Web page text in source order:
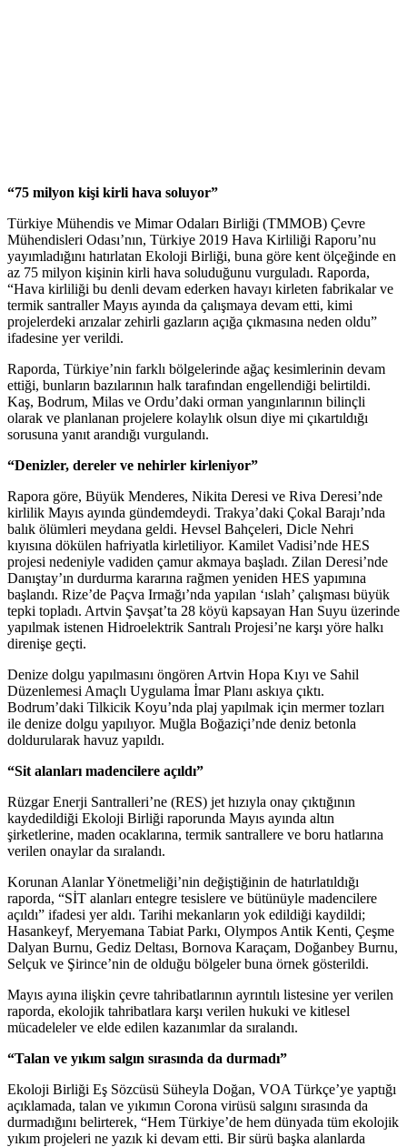
“75 milyon kişi kirli hava soluyor”
Türkiye Mühendis ve Mimar Odaları Birliği (TMMOB) Çevre
Mühendisleri Odası’nın, Türkiye 2019 Hava Kirliliği Raporu’nu
yayımladığını hatırlatan Ekoloji Birliği, buna göre kent ölçeğinde en
az 75 milyon kişinin kirli hava soluduğunu vurguladı. Raporda,
“Hava kirliliği bu denli devam ederken havayı kirleten fabrikalar ve
termik santraller Mayıs ayında da çalışmaya devam etti, kimi
projelerdeki arızalar zehirli gazların açığa çıkmasına neden oldu”
ifadesine yer verildi.
Raporda, Türkiye’nin farklı bölgelerinde ağaç kesimlerinin devam
ettiği, bunların bazılarının halk tarafından engellendiği belirtildi.
Kaş, Bodrum, Milas ve Ordu’daki orman yangınlarının bilinçli
olarak ve planlanan projelere kolaylık olsun diye mi çıkartıldığı
sorusuna yanıt arandığı vurgulandı.
“Denizler, dereler ve nehirler kirleniyor”
Rapora göre, Büyük Menderes, Nikita Deresi ve Riva Deresi’nde
kirlilik Mayıs ayında gündemdeydi. Trakya’daki Çokal Barajı’nda
balık ölümleri meydana geldi. Hevsel Bahçeleri, Dicle Nehri
kıyısına dökülen hafriyatla kirletiliyor. Kamilet Vadisi’nde HES
projesi nedeniyle vadiden çamur akmaya başladı. Zilan Deresi’nde
Danıştay’ın durdurma kararına rağmen yeniden HES yapımına
başlandı. Rize’de Paçva Irmağı’nda yapılan ‘ıslah’ çalışması büyük
tepki topladı. Artvin Şavşat’ta 28 köyü kapsayan Han Suyu üzerinde
yapılmak istenen Hidroelektrik Santralı Projesi’ne karşı yöre halkı
direnişe geçti.
Denize dolgu yapılmasını öngören Artvin Hopa Kıyı ve Sahil
Düzenlemesi Amaçlı Uygulama İmar Planı askıya çıktı.
Bodrum’daki Tilkicik Koyu’nda plaj yapılmak için mermer tozları
ile denize dolgu yapılıyor. Muğla Boğaziçi’nde deniz betonla
doldurularak havuz yapıldı.
“Sit alanları madencilere açıldı”
Rüzgar Enerji Santralleri’ne (RES) jet hızıyla onay çıktığının
kaydedildiği Ekoloji Birliği raporunda Mayıs ayında altın
şirketlerine, maden ocaklarına, termik santrallere ve boru hatlarına
verilen onaylar da sıralandı.
Korunan Alanlar Yönetmeliği’nin değiştiğinin de hatırlatıldığı
raporda, “SİT alanları entegre tesislere ve bütünüyle madencilere
açıldı” ifadesi yer aldı. Tarihi mekanların yok edildiği kaydildi;
Hasankeyf, Meryemana Tabiat Parkı, Olympos Antik Kenti, Çeşme
Dalyan Burnu, Gediz Deltası, Bornova Karaçam, Doğanbey Burnu,
Selçuk ve Şirince’nin de olduğu bölgeler buna örnek gösterildi.
Mayıs ayına ilişkin çevre tahribatlarının ayrıntılı listesine yer verilen
raporda, ekolojik tahribatlara karşı verilen hukuki ve kitlesel
mücadeleler ve elde edilen kazanımlar da sıralandı.
“Talan ve yıkım salgın sırasında da durmadı”
Ekoloji Birliği Eş Sözcüsü Süheyla Doğan, VOA Türkçe’ye yaptığı
açıklamada, talan ve yıkımın Corona virüsü salgını sırasında da
durmadığını belirterek, “Hem Türkiye’de hem dünyada tüm ekolojik
yıkım projeleri ne yazık ki devam etti. Bir sürü başka alanlarda